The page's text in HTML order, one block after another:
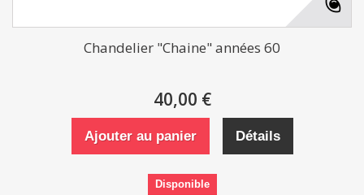
Chandelier "Chaine" années 60
40,00 €
Ajouter au panier Détails
Disponible